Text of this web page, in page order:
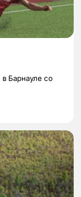
Барнауле со